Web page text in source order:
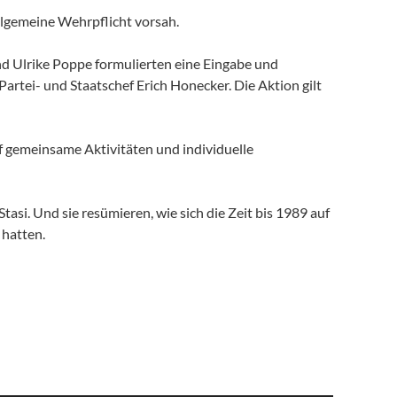
Wehrpflicht vorsah.
Ulrike Poppe formulierten eine Eingabe und
und Staatschef Erich Honecker. Die Aktion gilt
gemeinsame Aktivitäten und individuelle
Und sie resümieren, wie sich die Zeit bis 1989 auf
hatten.